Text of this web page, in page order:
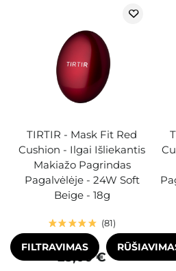
TIRTIR - Mask Fit Red
Cushion - Ilgai Išliekantis
Makiažo Pagrindas
Pagalvėlėje - 24W Soft
Beige - 18g
81
25,00 €
FILTRAVIMAS